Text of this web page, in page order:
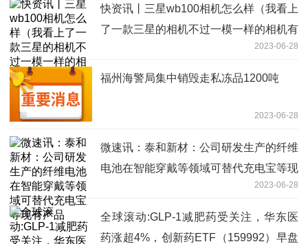
快资讯丨三星wb100相机怎么样（我看上
了一款三星的相机不过一模一样的相机有
2023-06-28
福州海警局集中销毁走私冻品1200吨
2023-06-28
微速讯：泰和新材：公司研发生产的纤维
电池在智能穿戴等领域可替代充电宝等现
2023-06-28
全球滚动:GLP-1减肥药受关注，华东医
药涨超4%，创新药ETF（159992）早盘